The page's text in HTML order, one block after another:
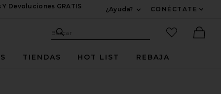
Y Devoluciones GRATIS
¿Ayuda?
CONÉCTATE
Sitio de búsqueda
Buscar
artículos
TIENDAS HOT LIST REBAJA